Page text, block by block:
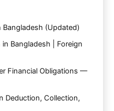
Bangladesh (Updated)
Bangladesh | Foreign
Financial Obligations —
Deduction, Collection,